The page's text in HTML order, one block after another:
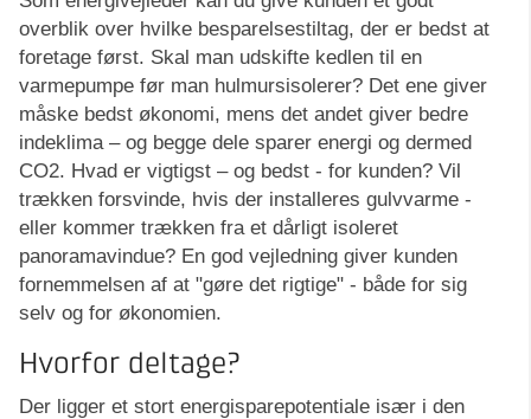
overblik over hvilke besparelsestiltag, der er bedst at
foretage først. Skal man udskifte kedlen til en
varmepumpe før man hulmursisolerer? Det ene giver
måske bedst økonomi, mens det andet giver bedre
indeklima – og begge dele sparer energi og dermed
CO2. Hvad er vigtigst – og bedst - for kunden? Vil
trækken forsvinde, hvis der installeres gulvvarme -
eller kommer trækken fra et dårligt isoleret
panoramavindue? En god vejledning giver kunden
fornemmelsen af at "gøre det rigtige" - både for sig
selv og for økonomien.
Hvorfor deltage?
Der ligger et stort energisparepotentiale især i den